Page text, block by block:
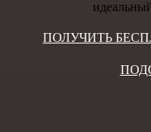
ПОЛУЧИТЬ